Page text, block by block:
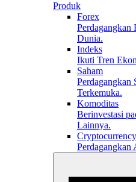
Produk
Forex
Perdagangkan
Dunia.
Indeks
Ikuti Tren
Saham
Perdagangkan
Terkemuka.
Komoditas
Berinvestasi
Lainnya.
Cryptocurrency
Perdagangkan